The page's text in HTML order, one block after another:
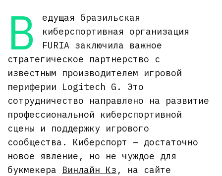
В
едущая бразильская
киберспортивная организация
FURIA заключила важное
стратегическое партнерство с
известным производителем игровой
периферии Logitech G. Это
сотрудничество направлено на развитие
профессиональной киберспортивной
сцены и поддержку игрового
сообщества. Киберспорт – достаточно
новое явление, но не чуждое для
букмекера Винлайн Кз , на сайте